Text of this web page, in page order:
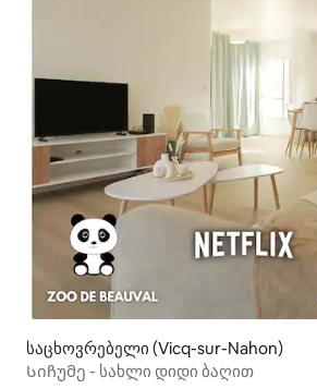
საცხოვრებელი (Vicq-sur-Nahon)
Სიჩუმე - სახლი დიდი ბაღით